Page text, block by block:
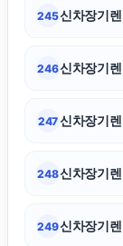
245신차장기
246신차장기
247신차장기
248신차장기
249신차장기